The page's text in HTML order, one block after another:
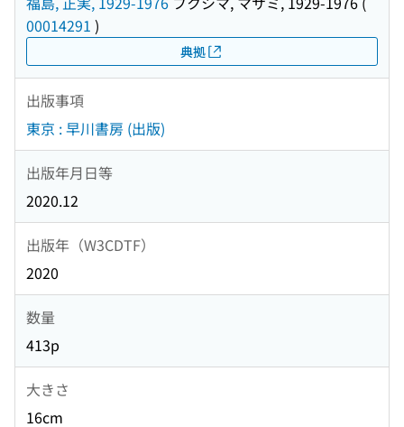
00014291 )
典拠
出版事項
東京 : 早川書房 (出版)
出版年月日等
2020.12
出版年（W3CDTF）
2020
数量
413p
大きさ
16cm